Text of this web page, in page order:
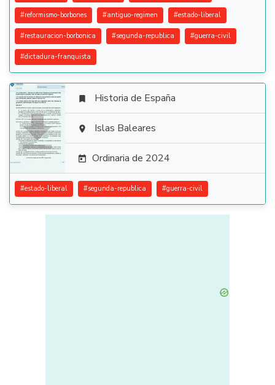
#reformismo-borbones #antiguo-regimen #estado-liberal
#restauracion-borbonica #segunda-republica #guerra-civil
#dictadura-franquista

 Historia de España
 Islas Baleares
 Ordinaria de 2024
#estado-liberal #segunda-republica #guerra-civil